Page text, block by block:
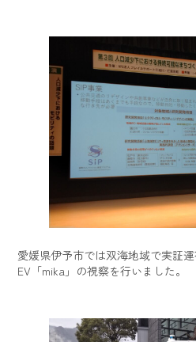
愛媛県伊予市では双海地域で実証
EV「mika」の視察を行いました。